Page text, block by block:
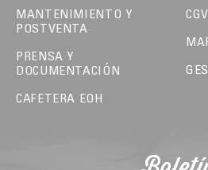
MANTENIMIENTO Y
POSTVENTA
PRENSA Y
DOCUMENTACIÓN
CAFETERA EOH
CGV